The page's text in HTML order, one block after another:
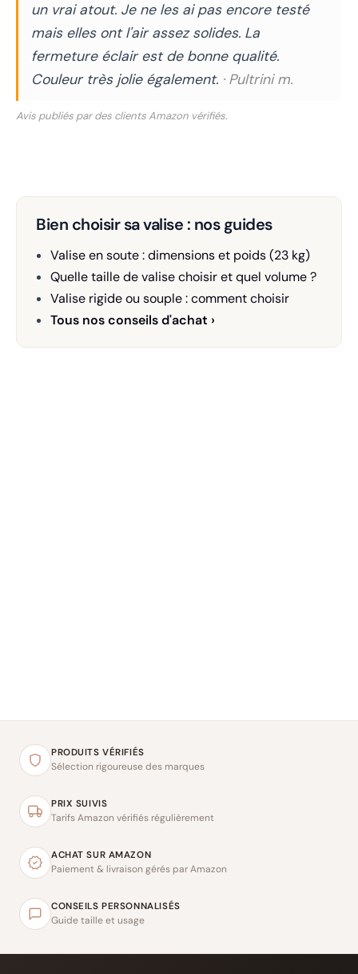
un vrai atout. Je ne les ai pas encore testé
mais elles ont l'air assez solides. La
fermeture éclair est de bonne qualité.
Couleur très jolie également. · Pultrini m.
Avis publiés par des clients Amazon vérifiés.
Bien choisir sa valise : nos guides
Valise en soute : dimensions et poids (23 kg)
Quelle taille de valise choisir et quel volume ?
Valise rigide ou souple : comment choisir
Tous nos conseils d'achat ›
PRODUITS VÉRIFIÉS
Sélection rigoureuse des marques
PRIX SUIVIS
Tarifs Amazon vérifiés régulièrement
ACHAT SUR AMAZON
Paiement & livraison gérés par Amazon
CONSEILS PERSONNALISÉS
Guide taille et usage